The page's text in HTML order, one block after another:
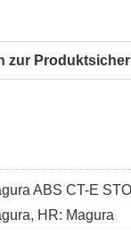
zur
ABS CT-E
HR: Magura